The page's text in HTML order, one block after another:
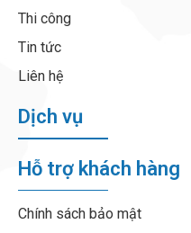
Thi công
Tin tức
Liên hệ
Dịch vụ
Hỗ trợ khách hàng
Chính sách bảo mật